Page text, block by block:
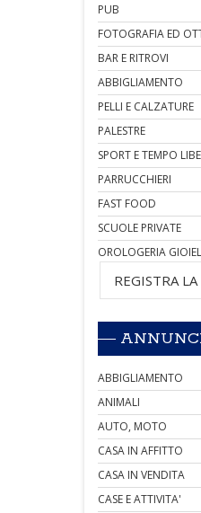
PUB
FOTOGRAFIA ED
BAR E RITROVI
ABBIGLIAMENTO
PELLI E CALZATURE
PALESTRE
SPORT E TEMPO
PARRUCCHIERI
FAST FOOD
SCUOLE PRIVATE
OROLOGERIA
REGISTRA
ABBIGLIAMENTO
ANIMALI
AUTO, MOTO
CASA IN AFFITTO
CASA IN VENDITA
CASE E ATTIVITA'